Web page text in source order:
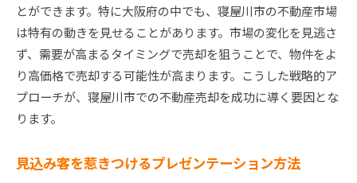
とができます。特に大阪府の中でも、寝屋川市の不動産市場
は特有の動きを見せることがあります。市場の変化を見逃さ
ず、需要が高まるタイミングで売却を狙うことで、物件をよ
り高価格で売却する可能性が高まります。こうした戦略的ア
プローチが、寝屋川市での不動産売却を成功に導く要因とな
ります。
見込み客を惹きつけるプレゼンテーション方法